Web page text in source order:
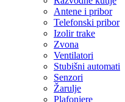
Antene i pribor
Telefonski pribor
Izolir trake
Zvona
Ventilatori
Stubišni automati
Senzori
Žarulje
Plafonjere